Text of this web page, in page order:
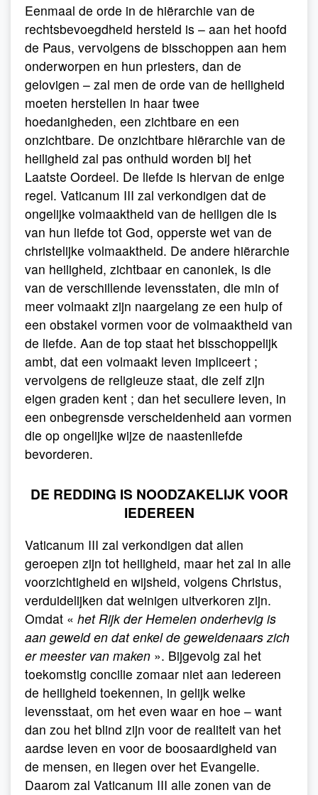
Eenmaal de orde in de hiërarchie van de
rechtsbevoegdheid hersteld is – aan het hoofd
de Paus, vervolgens de bisschoppen aan hem
onderworpen en hun priesters, dan de
gelovigen – zal men de orde van de heiligheid
moeten herstellen in haar twee
hoedanigheden, een zichtbare en een
onzichtbare. De onzichtbare hiërarchie van de
heiligheid zal pas onthuld worden bij het
Laatste Oordeel. De liefde is hiervan de enige
regel. Vaticanum III zal verkondigen dat de
ongelijke volmaaktheid van de heiligen die is
van hun liefde tot God, opperste wet van de
christelijke volmaaktheid. De andere hiërarchie
van heiligheid, zichtbaar en canoniek, is die
van de verschillende levensstaten, die min of
meer volmaakt zijn naargelang ze een hulp of
een obstakel vormen voor de volmaaktheid van
de liefde. Aan de top staat het bisschoppelijk
ambt, dat een volmaakt leven impliceert ;
vervolgens de religieuze staat, die zelf zijn
eigen graden kent ; dan het seculiere leven, in
een onbegrensde verscheidenheid aan vormen
die op ongelijke wijze de naastenliefde
bevorderen.
DE REDDING IS NOODZAKELIJK VOOR
IEDEREEN
Vaticanum III zal verkondigen dat allen
geroepen zijn tot heiligheid, maar het zal in alle
voorzichtigheid en wijsheid, volgens Christus,
verduidelijken dat weinigen uitverkoren zijn.
Omdat « het Rijk der Hemelen onderhevig is
aan geweld en dat enkel de geweldenaars zich
er meester van maken ». Bijgevolg zal het
toekomstig concilie zomaar niet aan iedereen
de heiligheid toekennen, in gelijk welke
levensstaat, om het even waar en hoe – want
dan zou het blind zijn voor de realiteit van het
aardse leven en voor de boosaardigheid van
de mensen, en liegen over het Evangelie.
Daarom zal Vaticanum III alle zonen van de